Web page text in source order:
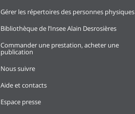
Gérer les répertoires des personnes physiques
Bibliothèque de l’Insee Alain Desrosières
Commander une prestation, acheter une
publication
Nous suivre
Aide et contacts
Espace presse